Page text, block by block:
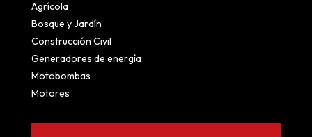
Agrícola
Bosque y Jardín
Construcción Civil
Generadores de energía
Motobombas
Motores